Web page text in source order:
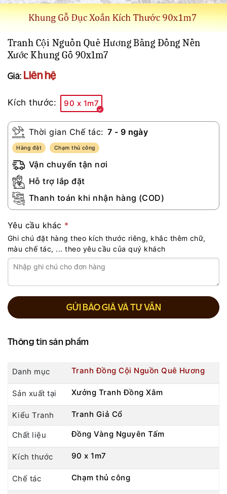
Tranh Cội Nguồn Quê Hương Bằng Đồng Nền
Xước Khung Gỗ 90x1m7
Giá:Liên hệ
Kích thước: 90 x 1m7
Thời gian Chế tác: 7 - 9 ngày
Hàng đặt Chạm thủ công
Vận chuyển tận nơi
Hỗ trợ lắp đặt
Thanh toán khi nhận hàng (COD)
Yêu cầu khác *
Ghi chú đặt hàng theo kích thước riêng, khắc thêm chữ,
màu chế tác, ... theo yêu cầu của quý khách
GỬI BÁO GIÁ VÀ TƯ VẤN
Thông tin sản phẩm
Danh mục Tranh Đồng Cội Nguồn Quê Hương
Sản xuất tại Xưởng Tranh Đồng Xâm
Kiểu Tranh Tranh Giả Cổ
Chất liệu Đồng Vàng Nguyên Tấm
Kích thước 90 x 1m7
Chế tác Chạm thủ công